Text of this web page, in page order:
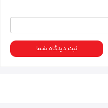
ثبت دیدگاه شما